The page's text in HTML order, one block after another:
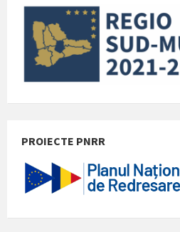
PROIECTE PNRR